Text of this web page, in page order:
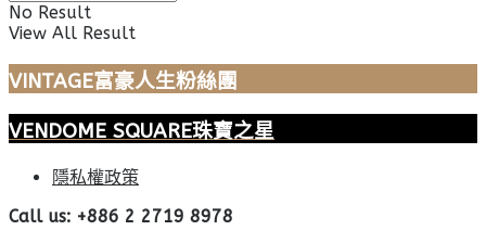
No Result
View All Result
VINTAGE富豪人生粉絲團
VENDOME SQUARE珠寶之星
隱私權政策
Call us: +886 2 2719 8978